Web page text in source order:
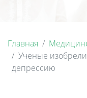
Главная
Ученые
депрессию